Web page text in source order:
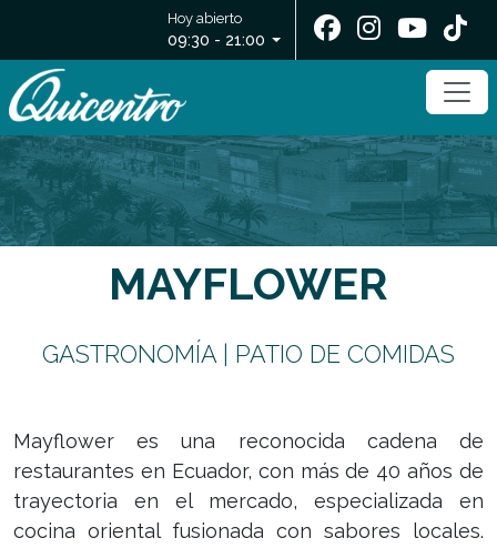
Hoy abierto
09:30 - 21:00
MAYFLOWER
GASTRONOMÍA | PATIO DE COMIDAS
Mayflower es una reconocida cadena de
restaurantes en Ecuador, con más de 40 años de
trayectoria en el mercado, especializada en
cocina oriental fusionada con sabores locales.